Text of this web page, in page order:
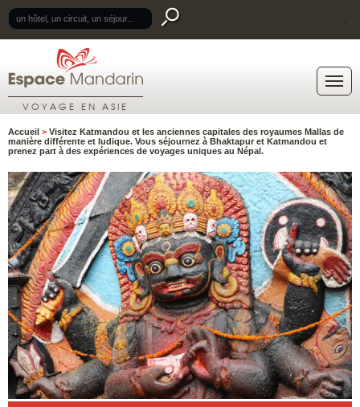
VOYAGE EN ASIE
Accueil > Visitez Katmandou et les anciennes capitales des royaumes Mallas de
manière différente et ludique. Vous séjournez à Bhaktapur et Katmandou et
prenez part à des expériences de voyages uniques au Népal.